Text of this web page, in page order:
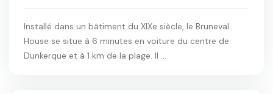
Installé dans un bâtiment du XIXe siècle, le Bruneval
House se situe à 6 minutes en voiture du centre de
Dunkerque et à 1 km de la plage. Il ...